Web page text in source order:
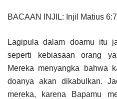
BACAAN INJIL: Injil Matius
Lagipula dalam doamu itu
seperti kebiasaan orang
Mereka menyangka bahwa
doanya akan dikabulkan.
mereka, karena Bapamu